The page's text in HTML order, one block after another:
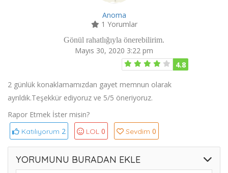
Anoma
1 Yorumlar
Gönül rahatlığıyla önerebilirim.
Mayıs 30, 2020 3:22 pm
4.8
2 günlük konaklamamızdan gayet memnun olarak
ayrıldık.Teşekkür ediyoruz ve 5/5 öneriyoruz.
Rapor Etmek İster misin?
Katılıyorum 2 LOL 0 Sevdim 0
YORUMUNU BURADAN EKLE